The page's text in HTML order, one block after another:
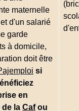
maternelle
d'un salarié
garde
à domicile,
doit être
si
en
de la Cafou